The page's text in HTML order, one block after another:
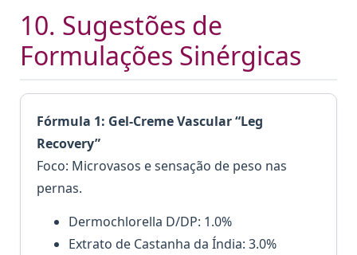
10. Sugestões de
Formulações Sinérgicas
Fórmula 1: Gel-Creme Vascular “Leg
Recovery”
Foco: Microvasos e sensação de peso nas
pernas.
Dermochlorella D/DP: 1.0%
Extrato de Castanha da Índia: 3.0%